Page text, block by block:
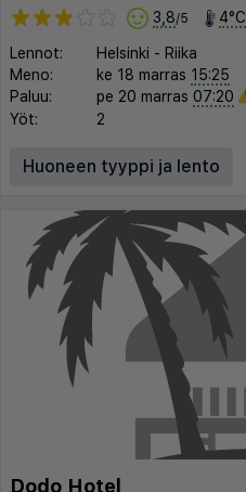
3,8/5 4°C
Lennot: Helsinki - Riika
Meno:
ke 18 marras 15:25
Paluu:
pe 20 marras 07:20
Yöt:
2
Huoneen tyyppi ja lento
Dodo Hotel